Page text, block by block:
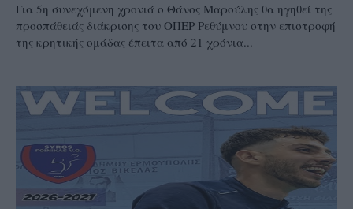
Για 5η συνεχόμενη χρονιά ο Θάνος Μαρούλης θα ηγηθεί της
προσπάθειάς διάκρισης του ΟΠΕΡ Ρεθύμνου στην επιστροφή
της κρητικής ομάδας έπειτα από 21 χρόνια...